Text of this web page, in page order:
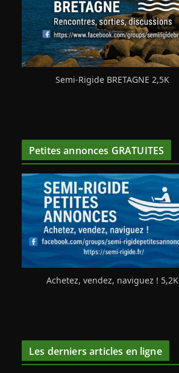
Semi-Rigide BRETAGNE 2,5K
Petites annonces GRATUITES
Achetez, vendez, naviguez ! 5,2K
Les derniers articles en ligne